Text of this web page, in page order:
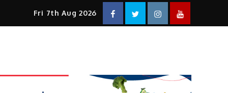
Fri 7th Aug 2026 FacebookTwitterInstagramYouTube